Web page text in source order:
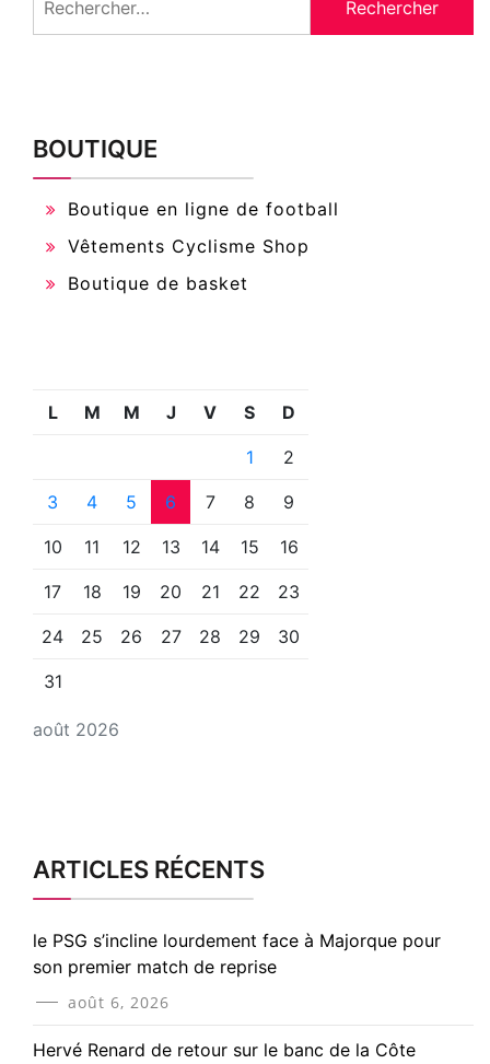
BOUTIQUE
Boutique en ligne de football
Vêtements Cyclisme Shop
Boutique de basket
août 2026
L M M J V S D
1 2
3 4 5 6 7 8 9
10 11 12 13 14 15 16
17 18 19 20 21 22 23
24 25 26 27 28 29 30
31
ARTICLES RÉCENTS
le PSG s’incline lourdement face à Majorque pour
son premier match de reprise
août 6, 2026
Hervé Renard de retour sur le banc de la Côte